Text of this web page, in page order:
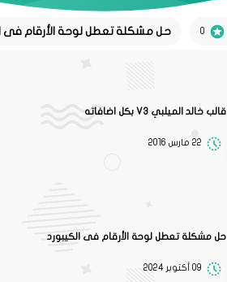
حل مشكلة تعطل لوحة الأرقام فى
قالب خالد الميلبي V3 بكل اضافاته
22 مارس 2016
حل مشكلة تعطل لوحة الأرقام فى الكيبورد
09 أكتوبر 2024